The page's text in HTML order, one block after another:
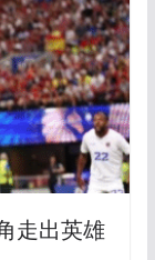
走出英雄